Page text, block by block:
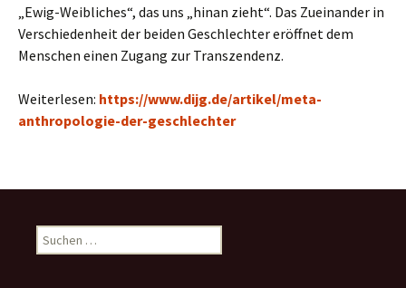
„Ewig-Weibliches“, das uns „hinan zieht“. Das Zueinander in
Verschiedenheit der beiden Geschlechter eröffnet dem
Menschen einen Zugang zur Transzendenz.
Weiterlesen: https://www.dijg.de/artikel/meta-
anthropologie-der-geschlechter
Suchen
nach: